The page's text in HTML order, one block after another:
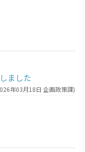
ました
年03月18日 企画政策課)